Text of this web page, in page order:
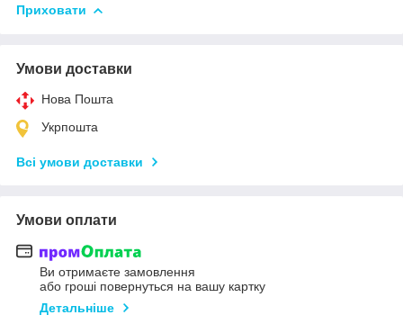
Приховати
Умови доставки
Нова Пошта
Укрпошта
Всі умови доставки
Умови оплати
Ви отримаєте замовлення
або гроші повернуться на вашу картку
Детальніше